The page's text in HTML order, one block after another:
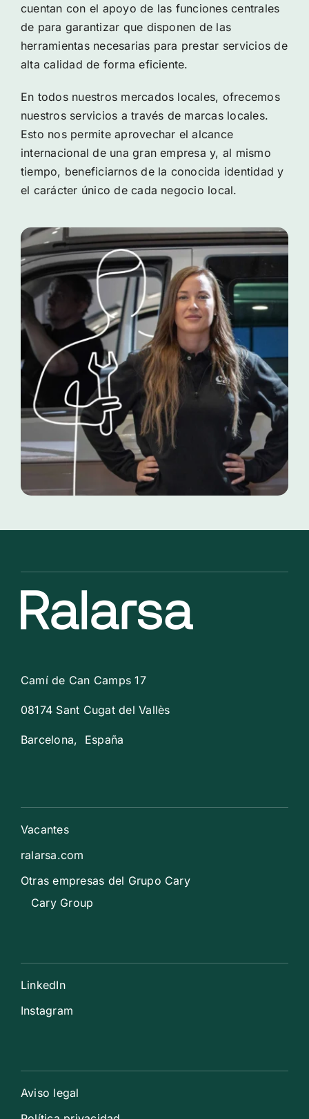
cuentan con el apoyo de las funciones centrales
de para garantizar que disponen de las
herramientas necesarias para prestar servicios de
alta calidad de forma eficiente.
En todos nuestros mercados locales, ofrecemos
nuestros servicios a través de marcas locales.
Esto nos permite aprovechar el alcance
internacional de una gran empresa y, al mismo
tiempo, beneficiarnos de la conocida identidad y
el carácter único de cada negocio local.
Camí de Can Camps 17
08174 Sant Cugat del Vallès
Barcelona, España
Vacantes
ralarsa.com
Otras empresas del Grupo Cary
Cary Group
LinkedIn
Instagram
Aviso legal